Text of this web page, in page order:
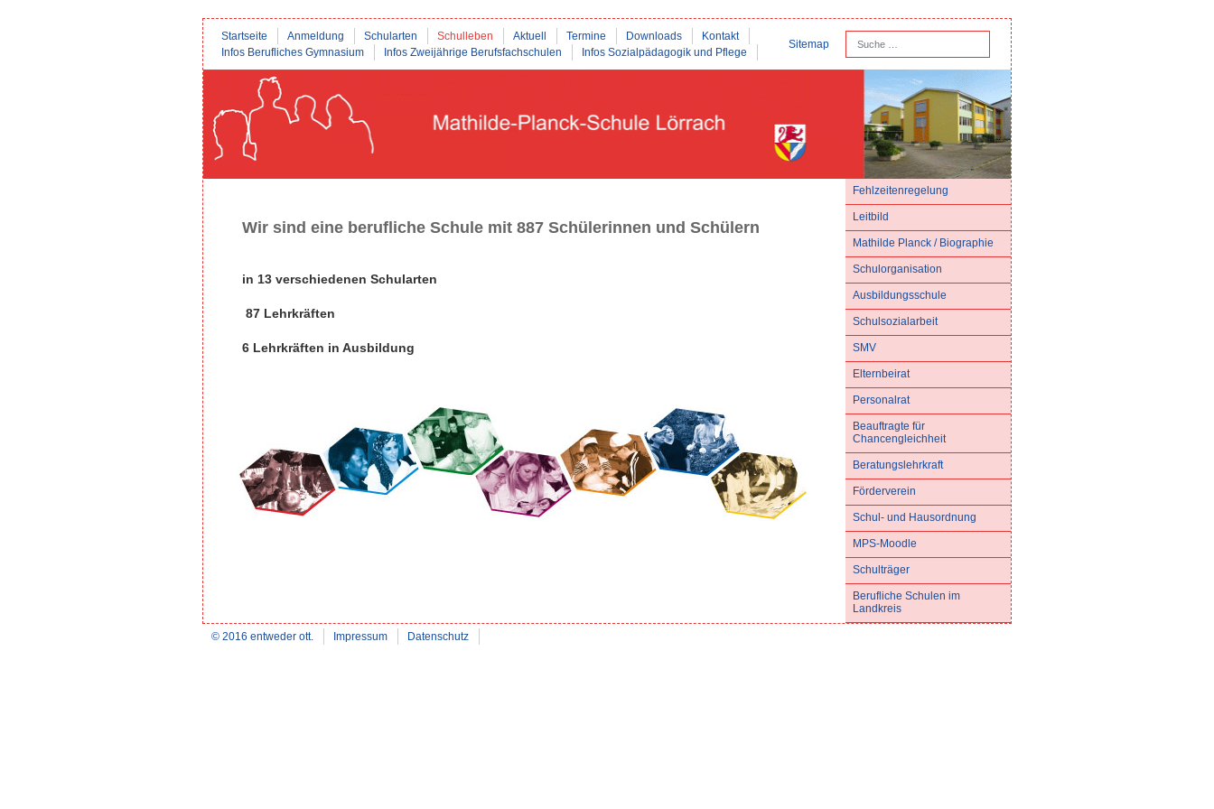
Startseite Anmeldung Schularten Schulleben Aktuell Termine Downloads
Kontakt
Infos Berufliches Gymnasium
Infos Zweijährige Berufsfachschulen Infos Sozialpädagogik und Pflege
Sitemap Suchen
Type 2 or more characters for results.
Wir sind eine berufliche Schule mit 887 Schülerinnen und Schülern
in 13 verschiedenen Schularten
87 Lehrkräften
6 Lehrkräften in Ausbildung
Fehlzeitenregelung
Leitbild
Mathilde Planck / Biographie
Schulorganisation
Ausbildungsschule
Schulsozialarbeit
SMV
Elternbeirat
Personalrat
Beauftragte für
Chancengleichheit
Beratungslehrkraft
Förderverein
Schul- und Hausordnung
MPS-Moodle
Schulträger
Berufliche Schulen im
Landkreis
© 2016 entweder ott. Impressum Datenschutz